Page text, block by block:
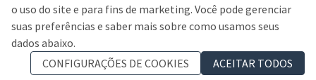
EMCOMAT 200X1000
EMCO - TORNOS HORIZONTAIS
ALEMANHA 2001
o uso do site e para fins de marketing. Você pode gerenciar
suas preferências e saber mais sobre como usamos seus
dados abaixo.
CONFIGURAÇÕES DE COOKIES
ACEITAR TODOS